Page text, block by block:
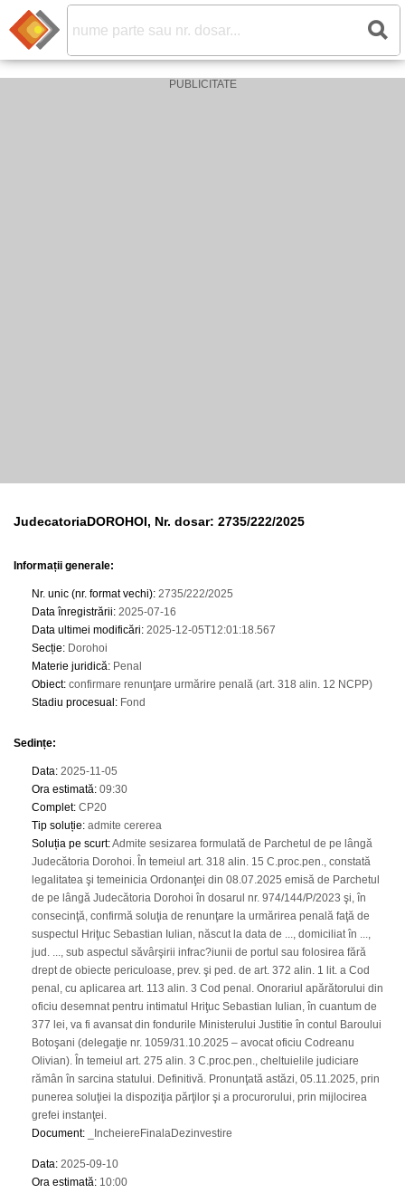
JudecatoriaDOROHOI, Nr. dosar: 2735/222/2025
Informații generale:
Nr. unic (nr. format vechi): 2735/222/2025
Data înregistrării: 2025-07-16
Data ultimei modificări: 2025-12-05T12:01:18.567
Secție: Dorohoi
Materie juridică: Penal
Obiect: confirmare renunţare urmărire penală (art. 318 alin. 12 NCPP)
Stadiu procesual : Fond
Sedințe:
Data: 2025-11-05
Ora estimată: 09:30
Complet: CP20
Tip soluție: admite cererea
Soluția pe scurt:Admite sesizarea formulată de Parchetul de pe lângă
Judecătoria Dorohoi. În temeiul art. 318 alin. 15 C.proc.pen., constată
legalitatea şi temeinicia Ordonanţei din 08.07.2025 emisă de Parchetul
de pe lângă Judecătoria Dorohoi în dosarul nr. 974/144/P/2023 şi, în
consecinţă, confirmă soluţia de renunţare la urmărirea penală faţă de
suspectul Hriţuc Sebastian Iulian, născut la data de ..., domiciliat în ...,
jud. ..., sub aspectul săvârşirii infrac?iunii de portul sau folosirea fără
drept de obiecte periculoase, prev. şi ped. de art. 372 alin. 1 lit. a Cod
penal, cu aplicarea art. 113 alin. 3 Cod penal. Onorariul apărătorului din
oficiu desemnat pentru intimatul Hriţuc Sebastian Iulian, în cuantum de
377 lei, va fi avansat din fondurile Ministerului Justitie în contul Baroului
Botoşani (delegaţie nr. 1059/31.10.2025 – avocat oficiu Codreanu
Olivian). În temeiul art. 275 alin. 3 C.proc.pen., cheltuielile judiciare
rămân în sarcina statului. Definitivă. Pronunţată astăzi, 05.11.2025, prin
punerea soluţiei la dispoziţia părţilor şi a procurorului, prin mijlocirea
grefei instanţei.
Document: _IncheiereFinalaDezinvestire
Data: 2025-09-10
Ora estimată: 10:00